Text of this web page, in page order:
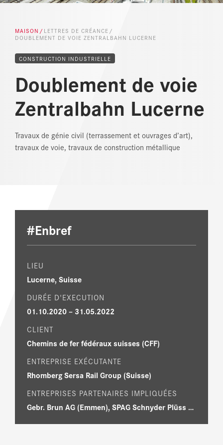
ACTUALITÉS
CENTRE DE TÉLÉCHARGEMENT
MAISON LETTRES DE CRÉANCE
DOUBLEMENT DE VOIE ZENTRALBAHN LUCERNE
CONSTRUCTION INDUSTRIELLE
Doublement de voie
Zentralbahn Lucerne
Travaux de génie civil (terrassement et ouvrages d’art),
travaux de voie, travaux de construction métallique
#Enbref
LIEU
Lucerne, Suisse
DURÉE D'EXECUTION
01.10.2020 – 31.05.2022
CLIENT
Chemins de fer fédéraux suisses (CFF)
ENTREPRISE EXÉCUTANTE
Rhomberg Sersa Rail Group (Suisse)
ENTREPRISES PARTENAIRES IMPLIQUÉES
Gebr. Brun AG (Emmen), SPAG Schnyder Plüss AG (Stansstad)